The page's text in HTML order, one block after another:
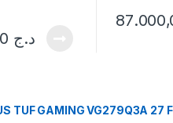
د.ج
TUF GAMING VG279Q3A 27